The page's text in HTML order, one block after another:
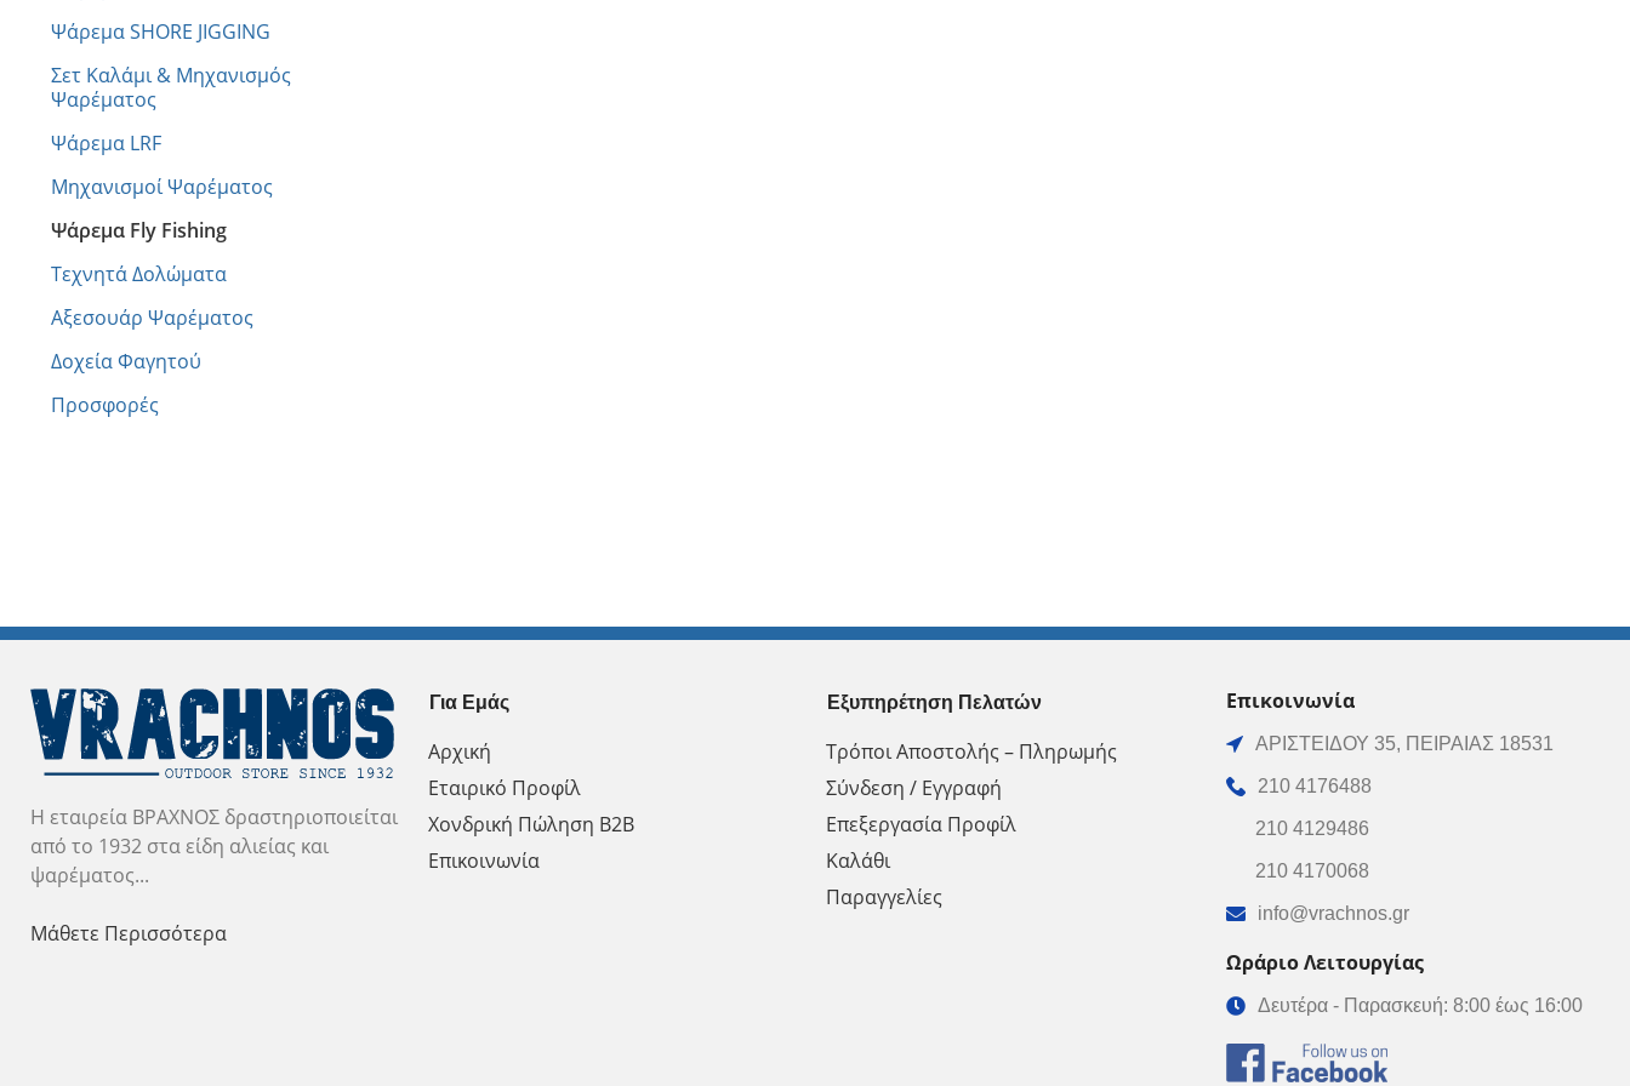
Ψάρεμα SHORE JIGGING
Σετ Καλάμι & Μηχανισμός
Ψαρέματος
Ψάρεμα LRF
Μηχανισμοί Ψαρέματος
Ψάρεμα Fly Fishing
Τεχνητά Δολώματα
Αξεσουάρ Ψαρέματος
Δοχεία Φαγητού
Προσφορές
Η εταιρεία ΒΡΑΧΝΟΣ δραστηριοποιείται
από το 1932 στα είδη αλιείας και
ψαρέματος...
Μάθετε Περισσότερα
Για Εμάς
Αρχική
Εταιρικό Προφίλ
Χονδρική Πώληση Β2Β
Επικοινωνία
Εξυπηρέτηση Πελατών
Τρόποι Αποστολής – Πληρωμής
Σύνδεση / Εγγραφή
Επεξεργασία Προφίλ
Καλάθι
Παραγγελίες
Επικοινωνία
ΑΡΙΣΤΕΙΔΟΥ 35, ΠΕΙΡΑΙΑΣ 18531
210 4176488
210 4129486
210 4170068
info@vrachnos.gr
Ωράριο Λειτουργίας
Δευτέρα - Παρασκευή: 8:00 έως 16:00